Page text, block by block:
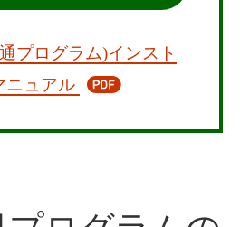
プログラム)インスト
ニュアル